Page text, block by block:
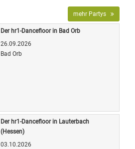
mehr Partys
Der hr1-Dancefloor in Bad Orb
26.09.2026
Bad Orb
Der hr1-Dancefloor in Lauterbach
(Hessen)
03.10.2026